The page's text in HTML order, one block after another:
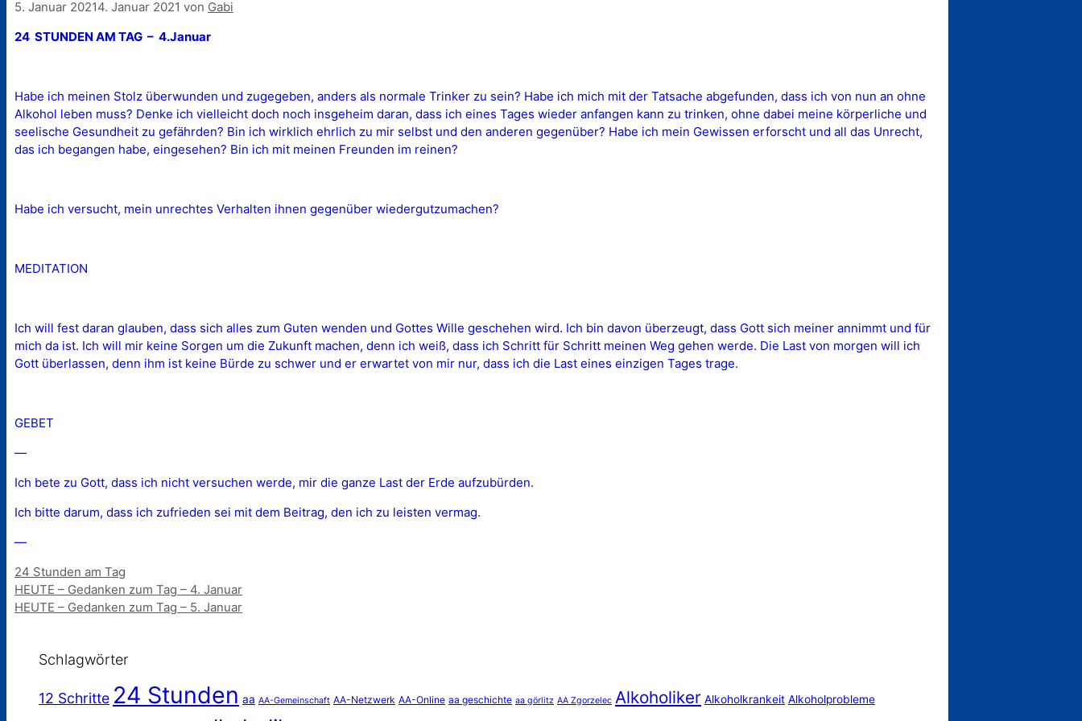
5. Januar 20214. Januar 2021 von Gabi
24 STUNDEN AM TAG – 4.Januar
Habe ich meinen Stolz überwunden und zugegeben, anders als normale Trinker zu sein? Habe ich mich mit der Tatsache abgefunden, dass ich von nun an ohne
Alkohol leben muss? Denke ich vielleicht doch noch insgeheim daran, dass ich eines Tages wieder anfangen kann zu trinken, ohne dabei meine körperliche und
seelische Gesundheit zu gefährden? Bin ich wirklich ehrlich zu mir selbst und den anderen gegenüber? Habe ich mein Gewissen erforscht und all das Unrecht,
das ich begangen habe, eingesehen? Bin ich mit meinen Freunden im reinen?
Habe ich versucht, mein unrechtes Verhalten ihnen gegenüber wiedergutzumachen?
MEDITATION
Ich will fest daran glauben, dass sich alles zum Guten wenden und Gottes Wille geschehen wird. Ich bin davon überzeugt, dass Gott sich meiner annimmt und für
mich da ist. Ich will mir keine Sorgen um die Zukunft machen, denn ich weiß, dass ich Schritt für Schritt meinen Weg gehen werde. Die Last von morgen will ich
Gott überlassen, denn ihm ist keine Bürde zu schwer und er erwartet von mir nur, dass ich die Last eines einzigen Tages trage.
GEBET
—
Ich bete zu Gott, dass ich nicht versuchen werde, mir die ganze Last der Erde aufzubürden.
Ich bitte darum, dass ich zufrieden sei mit dem Beitrag, den ich zu leisten vermag.
—
Kategorien
24 Stunden am Tag
HEUTE – Gedanken zum Tag – 4. Januar
HEUTE – Gedanken zum Tag – 5. Januar
Schlagwörter
12 Schritte 24 Stunden aa AA-Gemeinschaft AA-Netzwerk AA-Online aa geschichte aa görlitz AA Zgorzelec Alkoholiker Alkoholkrankeit Alkoholprobleme